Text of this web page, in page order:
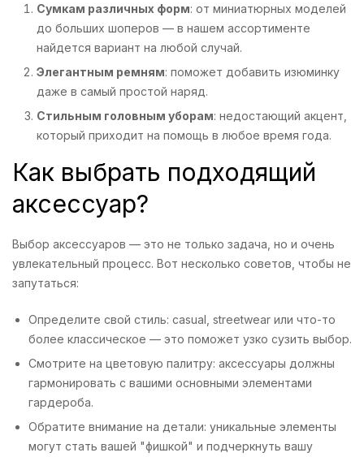
Сумкам различных форм: от миниатюрных моделей
до больших шоперов — в нашем ассортименте
найдется вариант на любой случай.
Элегантным ремням: поможет добавить изюминку
даже в самый простой наряд.
Стильным головным уборам: недостающий акцент,
который приходит на помощь в любое время года.
Как выбрать подходящий
аксессуар?
Выбор аксессуаров — это не только задача, но и очень
увлекательный процесс. Вот несколько советов, чтобы не
запутаться:
Определите свой стиль: casual, streetwear или что-то
более классическое — это поможет узко сузить выбор.
Смотрите на цветовую палитру: аксессуары должны
гармонировать с вашими основными элементами
гардероба.
Обратите внимание на детали: уникальные элементы
могут стать вашей "фишкой" и подчеркнуть вашу